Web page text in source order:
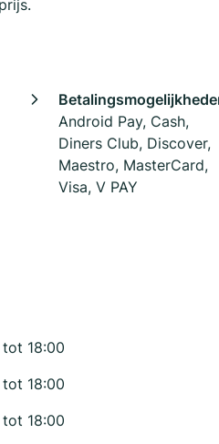
Android Pay, Cash,
Diners Club, Discover,
Maestro, MasterCard,
Visa, V PAY
18:00
18:00
18:00